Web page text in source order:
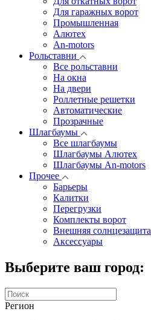
Для гаражных ворот
Промышленная
Алютех
An-motors
Рольставни
Все рольставни
На окна
На двери
Роллетные решетки
Автоматические
Прозрачные
Шлагбаумы
Все шлагбаумы
Шлагбаумы Алютех
Шлагбаумы An-motors
Прочее
Барьеры
Калитки
Перегрузки
Комплекты ворот
Внешняя солнцезащита
Аксессуары
Выберите ваш город:
Регион